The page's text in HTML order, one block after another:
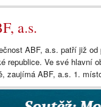
a.s.
ABF, a.s. patří již
republice. Ve své hlavní
zaujímá ABF, a.s. 1.